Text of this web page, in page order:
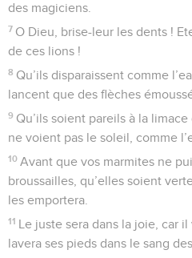
des magiciens.
7 O Dieu, brise-leur les dents !
de ces lions !
8 Qu’ils disparaissent comme
lancent que des flèches
9 Qu’ils soient pareils à la
ne voient pas le soleil, comme
10 Avant que vos marmites ne
broussailles, qu’elles soient
les emportera.
11 Le juste sera dans la joie, car
lavera ses pieds dans le sang